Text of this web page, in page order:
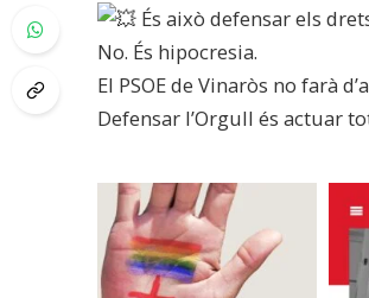
És això defensar els
No. És hipocresia.
El PSOE de Vinaròs no farà
Defensar l’Orgull és actuar